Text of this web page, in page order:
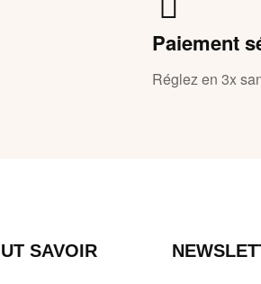
Paiement
Réglez en 3x
SAVOIR